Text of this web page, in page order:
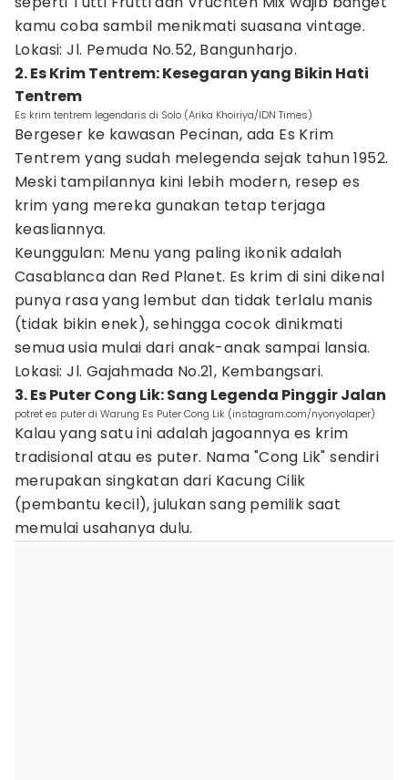
kamu coba sambil menikmati suasana vintage.
Lokasi: Jl. Pemuda No.52, Bangunharjo.
2. Es Krim Tentrem: Kesegaran yang Bikin Hati
Tentrem
Es krim tentrem legendaris di Solo (Arika Khoiriya/IDN Times)
Bergeser ke kawasan Pecinan, ada Es Krim
Tentrem yang sudah melegenda sejak tahun 1952.
Meski tampilannya kini lebih modern, resep es
krim yang mereka gunakan tetap terjaga
keasliannya.
Keunggulan: Menu yang paling ikonik adalah
Casablanca dan Red Planet. Es krim di sini dikenal
punya rasa yang lembut dan tidak terlalu manis
(tidak bikin enek), sehingga cocok dinikmati
semua usia mulai dari anak-anak sampai lansia.
Lokasi: Jl. Gajahmada No.21, Kembangsari.
3. Es Puter Cong Lik: Sang Legenda Pinggir Jalan
potret es puter di Warung Es Puter Cong Lik (instagram.com/nyonyolaper)
Kalau yang satu ini adalah jagoannya es krim
tradisional atau es puter. Nama "Cong Lik" sendiri
merupakan singkatan dari Kacung Cilik
(pembantu kecil), julukan sang pemilik saat
memulai usahanya dulu.